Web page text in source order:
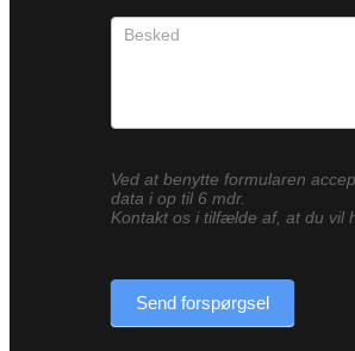
Ved at benytte formularen
data i op til 6 mdr.
Kontakt os i tilfælde af, at du vil
Send forspørgsel